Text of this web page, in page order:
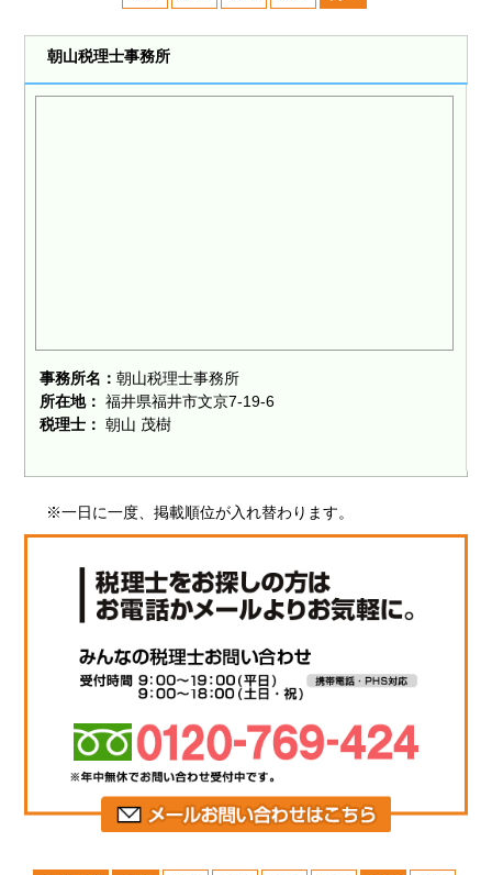
朝山税理士事務所
事務所名：朝山税理士事務所
所在地： 福井県福井市文京7-19-6
税理士： 朝山 茂樹
※一日に一度、掲載順位が入れ替わります。